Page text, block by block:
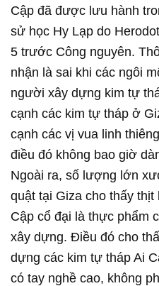
Cập đã được lưu hành
sử học Hy Lạp do
5 trước Công nguyên.
nhận là sai khi các ngôi
người xây dựng kim tự
cạnh các kim tự tháp ở
cạnh các vị vua linh
điều đó không bao giờ
Ngoài ra, số lượng lớn
quật tại Giza cho thấy thịt
Cập cổ đại là thực phẩm
xây dựng. Điều đó cho
dựng các kim tự tháp Ai
có tay nghề cao, không